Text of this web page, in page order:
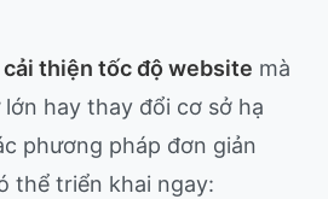
cải thiện tốc độ website mà
hay thay đổi cơ sở hạ
phương pháp đơn giản
thể triển khai ngay: